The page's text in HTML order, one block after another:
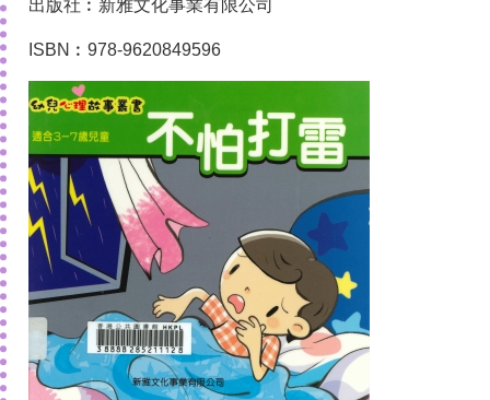
出版社︰新雅文化事業有限公司
ISBN︰978-9620849596